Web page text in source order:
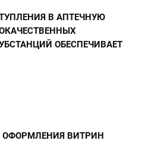
В АПТЕЧНУЮ
ОБЕСПЕЧИВАЕТ
ОФОРМЛЕНИЯ ВИТРИН